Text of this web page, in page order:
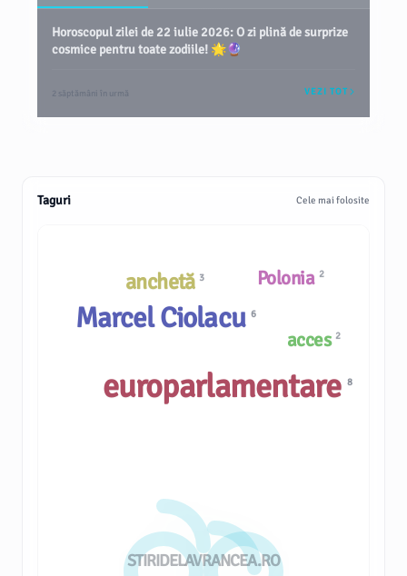
Horoscopul zilei de 22 iulie 2026: O zi plină de surprize
cosmice pentru toate zodiile! 🌟🔮
2 săptămâni în urmă VEZI TOT
Taguri Cele mai folosite
STIRIDELAVRANCEA.RO
Polonia 2
acces 2
europarlamentare 8
anchetă 3
Marcel Ciolacu6